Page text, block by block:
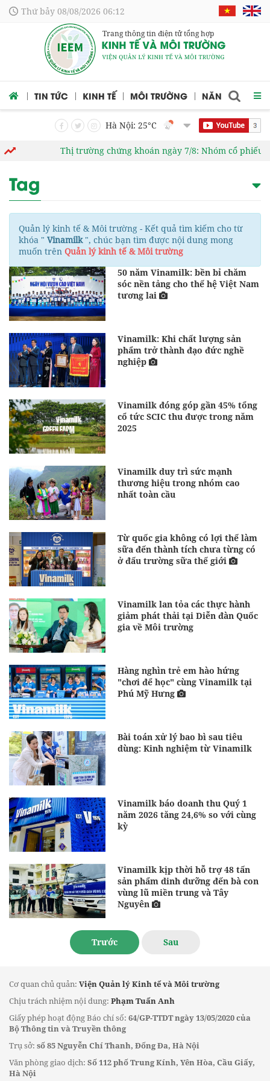
Thứ bảy 08/08/2026 06:12
Trang thông tin điện tử tổng hợp
TIN TỨC KINH TẾ MÔI TRƯỜNG NĂNG LƯỢNG
Hà Nội: 25°C
Thị trường chứng khoán ngày 7/8: Nhóm cổ phiếu
Tag
Quản lý kinh tế & Môi trường - Kết quả tìm kiếm cho từ
khóa " Vinamilk", chúc bạn tìm được nội dung mong
muốn trên Quản lý kinh tế & Môi trường
50 năm Vinamilk: bền bỉ chăm
sóc nền tảng cho thế hệ Việt Nam
tương lai
Vinamilk: Khi chất lượng sản
phẩm trở thành đạo đức nghề
nghiệp
Vinamilk đóng góp gần 45% tổng
cổ tức SCIC thu được trong năm
2025
Vinamilk duy trì sức mạnh
thương hiệu trong nhóm cao
nhất toàn cầu
Từ quốc gia không có lợi thế làm
sữa đến thành tích chưa từng có
ở đấu trường sữa thế giới
Vinamilk lan tỏa các thực hành
giảm phát thải tại Diễn đàn Quốc
gia về Môi trường
Hàng nghìn trẻ em hào hứng
"chơi để học" cùng Vinamilk tại
Phú Mỹ Hưng
Bài toán xử lý bao bì sau tiêu
dùng: Kinh nghiệm từ Vinamilk
Vinamilk báo doanh thu Quý 1
năm 2026 tăng 24,6% so với cùng
kỳ
Vinamilk kịp thời hỗ trợ 48 tấn
sản phẩm dinh dưỡng đến bà con
vùng lũ miền trung và Tây
Nguyên
Trước Sau
Cơ quan chủ quản: Viện Quản lý Kinh tế và Môi trường
Chịu trách nhiệm nội dung: Phạm Tuấn Anh
Giấy phép hoạt động Báo chí số: 64/GP-TTDT ngày 13/05/2020 của
Bộ Thông tin và Truyền thông
Trụ sở: số 85 Nguyễn Chí Thanh, Đống Đa, Hà Nội
Văn phòng giao dịch: Số 112 phố Trung Kính, Yên Hòa, Cầu Giấy,
Hà Nội